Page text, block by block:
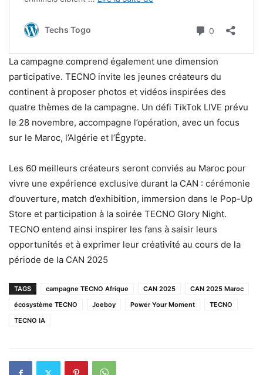
La campagne comprend également une dimension
participative. TECNO invite les jeunes créateurs du
continent à proposer photos et vidéos inspirées des
quatre thèmes de la campagne. Un défi TikTok LIVE prévu
le 28 novembre, accompagne l’opération, avec un focus
sur le Maroc, l’Algérie et l’Égypte.
Les 60 meilleurs créateurs seront conviés au Maroc pour
vivre une expérience exclusive durant la CAN : cérémonie
d’ouverture, match d’exhibition, immersion dans le Pop-Up
Store et participation à la soirée TECNO Glory Night.
TECNO entend ainsi inspirer les fans à saisir leurs
opportunités et à exprimer leur créativité au cours de la
période de la CAN 2025
TAGS campagne TECNO Afrique CAN 2025
CAN 2025 Maroc
écosystème TECNO
Joeboy Power Your Moment
TECNO
TECNO IA